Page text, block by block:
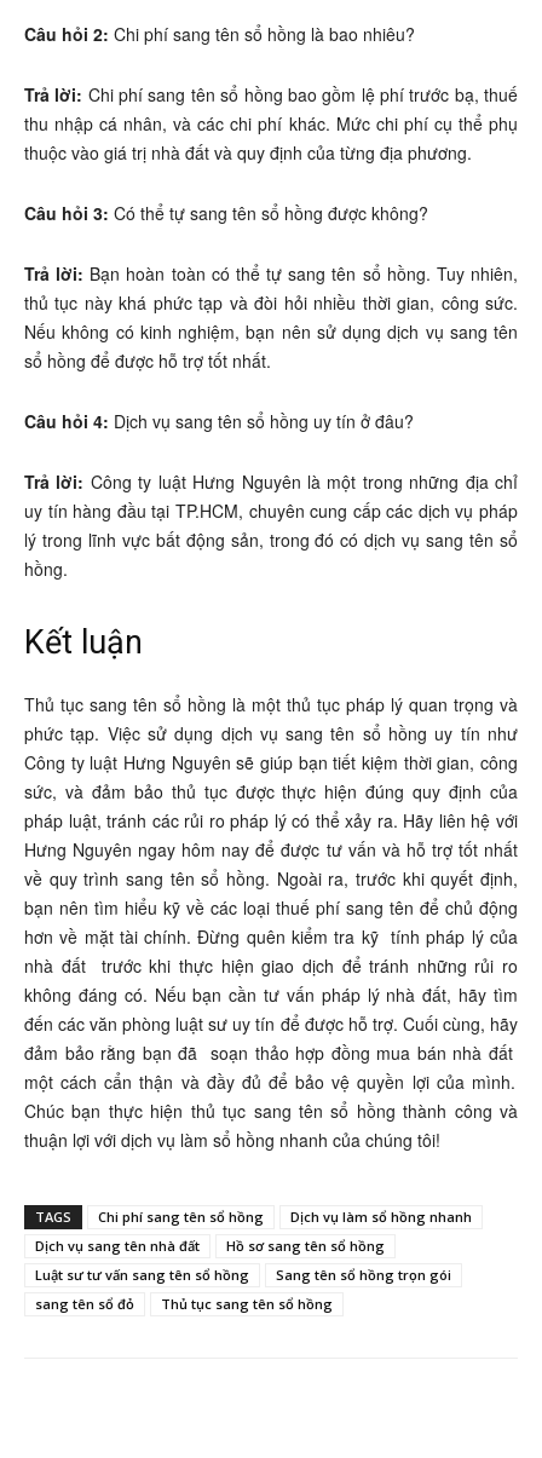
Câu hỏi 2: Chi phí sang tên sổ hồng là bao nhiêu?
Trả lời: Chi phí sang tên sổ hồng bao gồm lệ phí trước bạ, thuế
thu nhập cá nhân, và các chi phí khác. Mức chi phí cụ thể phụ
thuộc vào giá trị nhà đất và quy định của từng địa phương.
Câu hỏi 3: Có thể tự sang tên sổ hồng được không?
Trả lời: Bạn hoàn toàn có thể tự sang tên sổ hồng. Tuy nhiên,
thủ tục này khá phức tạp và đòi hỏi nhiều thời gian, công sức.
Nếu không có kinh nghiệm, bạn nên sử dụng dịch vụ sang tên
sổ hồng để được hỗ trợ tốt nhất.
Câu hỏi 4: Dịch vụ sang tên sổ hồng uy tín ở đâu?
Trả lời: Công ty luật Hưng Nguyên là một trong những địa chỉ
uy tín hàng đầu tại TP.HCM, chuyên cung cấp các dịch vụ pháp
lý trong lĩnh vực bất động sản, trong đó có dịch vụ sang tên sổ
hồng.
Kết luận
Thủ tục sang tên sổ hồng là một thủ tục pháp lý quan trọng và
phức tạp. Việc sử dụng dịch vụ sang tên sổ hồng uy tín như
Công ty luật Hưng Nguyên sẽ giúp bạn tiết kiệm thời gian, công
sức, và đảm bảo thủ tục được thực hiện đúng quy định của
pháp luật, tránh các rủi ro pháp lý có thể xảy ra. Hãy liên hệ với
Hưng Nguyên ngay hôm nay để được tư vấn và hỗ trợ tốt nhất
về quy trình sang tên sổ hồng. Ngoài ra, trước khi quyết định,
bạn nên tìm hiểu kỹ về các loại thuế phí sang tên để chủ động
hơn về mặt tài chính. Đừng quên kiểm tra kỹ tính pháp lý của
nhà đất
trước khi thực hiện giao dịch để tránh những rủi ro
không đáng có. Nếu bạn cần tư vấn pháp lý nhà đất, hãy tìm
đến các văn phòng luật sư uy tín để được hỗ trợ. Cuối cùng, hãy
đảm bảo rằng bạn đã soạn thảo hợp đồng mua bán nhà đất
một cách cẩn thận và đầy đủ để bảo vệ quyền lợi của mình.
Chúc bạn thực hiện thủ tục sang tên sổ hồng thành công và
thuận lợi với dịch vụ làm sổ hồng nhanh của chúng tôi!
TAGS Chi phí sang tên sổ hồng
Dịch vụ làm sổ hồng nhanh
Dịch vụ sang tên nhà đất
Hồ sơ sang tên sổ hồng
Luật sư tư vấn sang tên sổ hồng
Sang tên sổ hồng trọn gói
sang tên sổ đỏ
Thủ tục sang tên sổ hồng